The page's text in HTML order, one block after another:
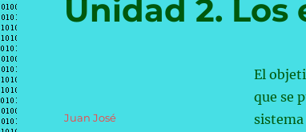
Unidad 2.
El
que se
Autor
Juan José